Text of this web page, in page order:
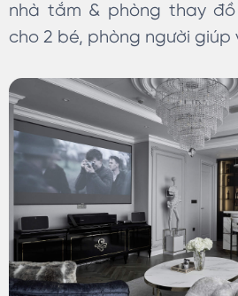
nhà tắm & phòng thay
cho 2 bé, phòng người